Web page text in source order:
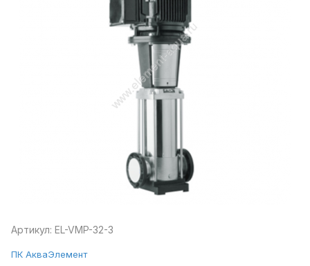
Артикул: EL-VMP-32-3
ПК АкваЭлемент